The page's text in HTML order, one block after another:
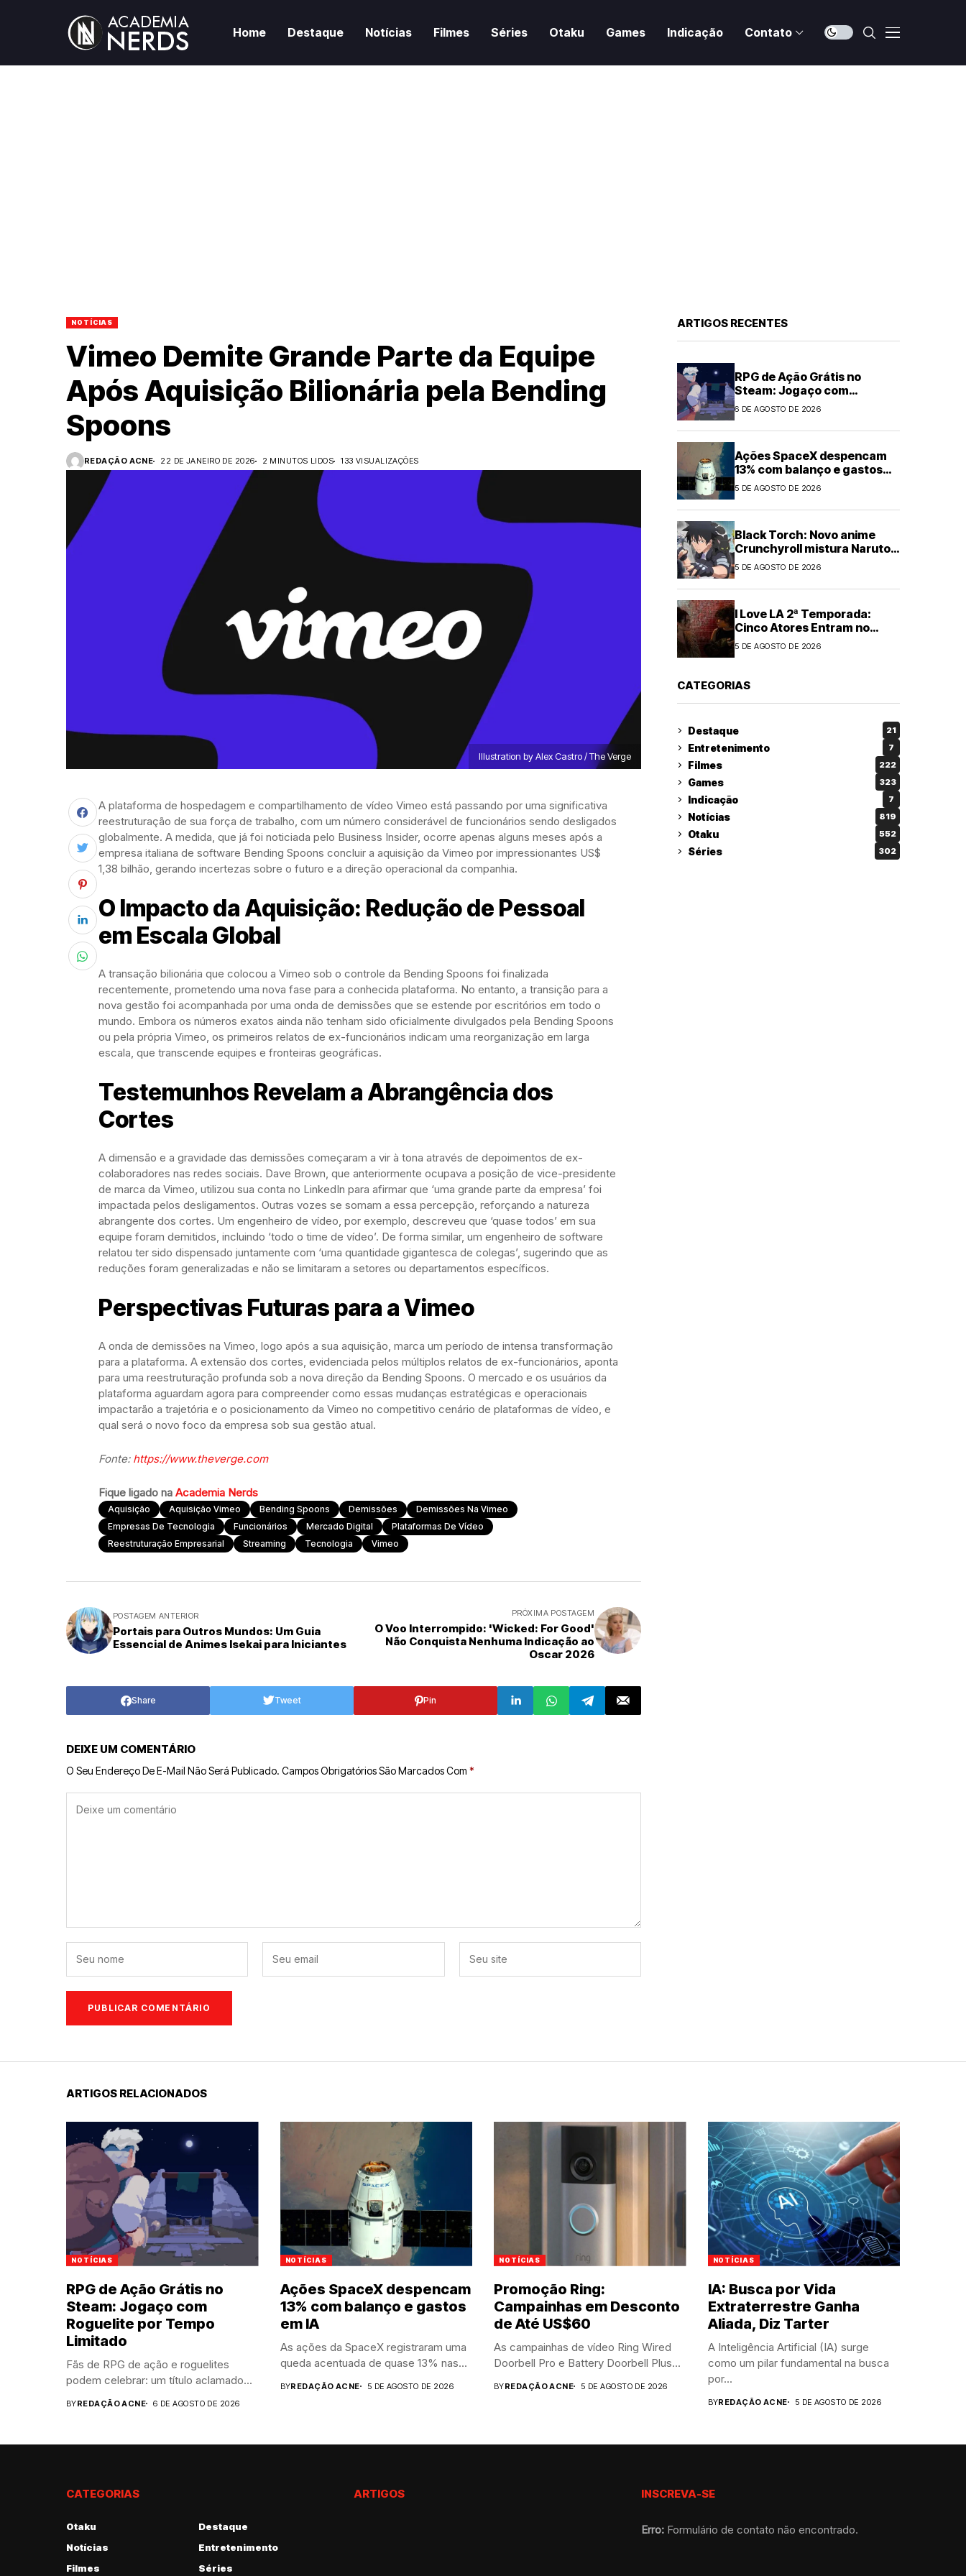
Home Destaque Notícias Filmes Séries Otaku Games Indicação Contato
NOTÍCIAS
Vimeo Demite Grande Parte da Equipe
Após Aquisição Bilionária pela Bending
Spoons
REDAÇÃO ACNE 22 DE JANEIRO DE 2026 2 MINUTOS LIDOS 133 VISUALIZAÇÕES
Illustration by Alex Castro / The Verge
A plataforma de hospedagem e compartilhamento de vídeo Vimeo está passando por uma significativa
reestruturação de sua força de trabalho, com um número considerável de funcionários sendo desligados
globalmente. A medida, que já foi noticiada pelo Business Insider, ocorre apenas alguns meses após a
empresa italiana de software Bending Spoons concluir a aquisição da Vimeo por impressionantes US$
1,38 bilhão, gerando incertezas sobre o futuro e a direção operacional da companhia.
O Impacto da Aquisição: Redução de Pessoal
em Escala Global
A transação bilionária que colocou a Vimeo sob o controle da Bending Spoons foi finalizada
recentemente, prometendo uma nova fase para a conhecida plataforma. No entanto, a transição para a
nova gestão foi acompanhada por uma onda de demissões que se estende por escritórios em todo o
mundo. Embora os números exatos ainda não tenham sido oficialmente divulgados pela Bending Spoons
ou pela própria Vimeo, os primeiros relatos de ex-funcionários indicam uma reorganização em larga
escala, que transcende equipes e fronteiras geográficas.
Testemunhos Revelam a Abrangência dos
Cortes
A dimensão e a gravidade das demissões começaram a vir à tona através de depoimentos de ex-
colaboradores nas redes sociais. Dave Brown, que anteriormente ocupava a posição de vice-presidente
de marca da Vimeo, utilizou sua conta no LinkedIn para afirmar que ‘uma grande parte da empresa’ foi
impactada pelos desligamentos. Outras vozes se somam a essa percepção, reforçando a natureza
abrangente dos cortes. Um engenheiro de vídeo, por exemplo, descreveu que ‘quase todos’ em sua
equipe foram demitidos, incluindo ‘todo o time de vídeo’. De forma similar, um engenheiro de software
relatou ter sido dispensado juntamente com ‘uma quantidade gigantesca de colegas’, sugerindo que as
reduções foram generalizadas e não se limitaram a setores ou departamentos específicos.
Perspectivas Futuras para a Vimeo
A onda de demissões na Vimeo, logo após a sua aquisição, marca um período de intensa transformação
para a plataforma. A extensão dos cortes, evidenciada pelos múltiplos relatos de ex-funcionários, aponta
para uma reestruturação profunda sob a nova direção da Bending Spoons. O mercado e os usuários da
plataforma aguardam agora para compreender como essas mudanças estratégicas e operacionais
impactarão a trajetória e o posicionamento da Vimeo no competitivo cenário de plataformas de vídeo, e
qual será o novo foco da empresa sob sua gestão atual.
Fonte: https://www.theverge.com
Fique ligado na Academia Nerds
Aquisição Aquisição Vimeo Bending Spoons Demissões
Demissões Na Vimeo
Empresas De Tecnologia
Funcionários Mercado Digital
Plataformas De Vídeo
Reestruturação Empresarial
Streaming Tecnologia Vimeo
POSTAGEM ANTERIOR
Portais para Outros Mundos: Um Guia
Essencial de Animes Isekai para Iniciantes
PRÓXIMA POSTAGEM
O Voo Interrompido: 'Wicked: For Good'
Não Conquista Nenhuma Indicação ao
Oscar 2026
Share Tweet Pin
DEIXE UM COMENTÁRIO
O Seu Endereço De E-Mail Não Será Publicado. Campos Obrigatórios São Marcados Com *
ARTIGOS RECENTES
RPG de Ação Grátis no
Steam: Jogaço com
Roguelite por Tempo
6 DE AGOSTO DE 2026
Ações SpaceX despencam
13% com balanço e gastos
em IA
5 DE AGOSTO DE 2026
Black Torch: Novo anime
Crunchyroll mistura Naruto e
Chainsaw Man
5 DE AGOSTO DE 2026
I Love LA 2ª Temporada:
Cinco Atores Entram no
Elenco
5 DE AGOSTO DE 2026
CATEGORIAS
Destaque 21
Entretenimento 7
Filmes 222
Games 323
Indicação 7
Notícias 819
Otaku 552
Séries 302
ARTIGOS RELACIONADOS
NOTÍCIAS
RPG de Ação Grátis no
Steam: Jogaço com
Roguelite por Tempo
Limitado
Fãs de RPG de ação e roguelites
podem celebrar: um título aclamado...
BYREDAÇÃO ACNE 6 DE AGOSTO DE 2026
NOTÍCIAS
Ações SpaceX despencam
13% com balanço e gastos
em IA
As ações da SpaceX registraram uma
queda acentuada de quase 13% nas...
BYREDAÇÃO ACNE 5 DE AGOSTO DE 2026
NOTÍCIAS
Promoção Ring:
Campainhas em Desconto
de Até US$60
As campainhas de vídeo Ring Wired
Doorbell Pro e Battery Doorbell Plus...
BYREDAÇÃO ACNE 5 DE AGOSTO DE 2026
NOTÍCIAS
IA: Busca por Vida
Extraterrestre Ganha
Aliada, Diz Tarter
A Inteligência Artificial (IA) surge
como um pilar fundamental na busca
por...
BYREDAÇÃO ACNE 5 DE AGOSTO DE 2026
CATEGORIAS
Otaku
Destaque
Notícias
Entretenimento
Filmes
Séries
ARTIGOS INSCREVA-SE
Erro: Formulário de contato não encontrado.